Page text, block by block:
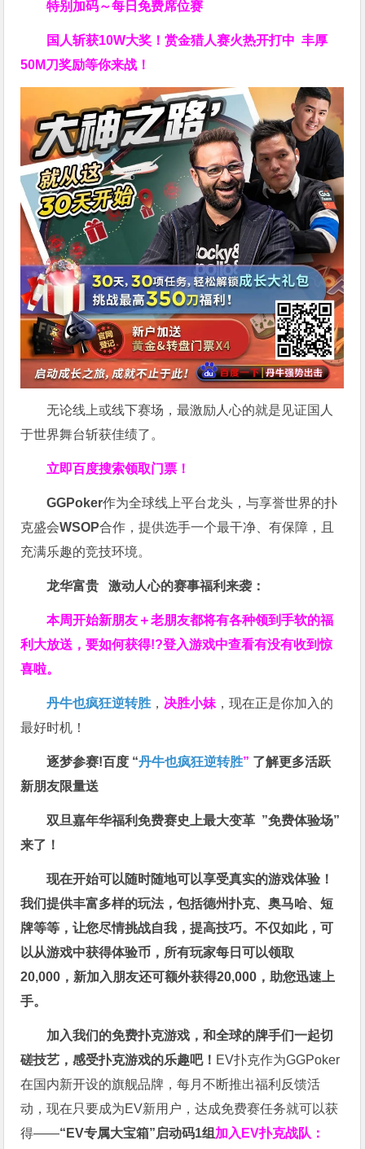
特别加码～每日免费席位赛
国人斩获10W大奖！赏金猎人赛火热开打中 丰厚
50M刀奖励等你来战！
无论线上或线下赛场，最激励人心的就是见证国人
于世界舞台斩获佳绩了。
立即百度搜索领取门票！
GGPoker作为全球线上平台龙头，与享誉世界的扑
克盛会WSOP合作，提供选手一个最干净、有保障，且
充满乐趣的竞技环境。
龙华富贵 激动人心的赛事福利来袭：
本周开始新朋友＋老朋友都将有各种领到手软的福
利大放送，要如何获得!?登入游戏中查看有没有收到惊
喜啦。
丹牛也疯狂逆转胜 ， 决胜小妹 ，现在正是你加入的
最好时机！
逐梦参赛!百度 “丹牛也疯狂逆转胜” 了解更多活跃
新朋友限量送
双旦嘉年华福利免费赛史上最大变革 ”免费体验场”
来了！
现在开始可以随时随地可以享受真实的游戏体验！
我们提供丰富多样的玩法，包括德州扑克、奥马哈、短
牌等等，让您尽情挑战自我，提高技巧。不仅如此，可
以从游戏中获得体验币，所有玩家每日可以领取
20,000，新加入朋友还可额外获得20,000，助您迅速上
手。
加入我们的免费扑克游戏，和全球的牌手们一起切
磋技艺，感受扑克游戏的乐趣吧！ EV扑克作为GGPoker
在国内新开设的旗舰品牌，每月不断推出福利反馈活
动，现在只要成为EV新用户，达成免费赛任务就可以获
得——“EV专属大宝箱”启动码1组 加入EV扑克战队：